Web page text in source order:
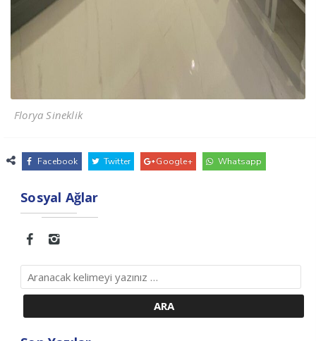
Florya Sineklik
Facebook Twitter Google+ Whatsapp
Sosyal Ağlar